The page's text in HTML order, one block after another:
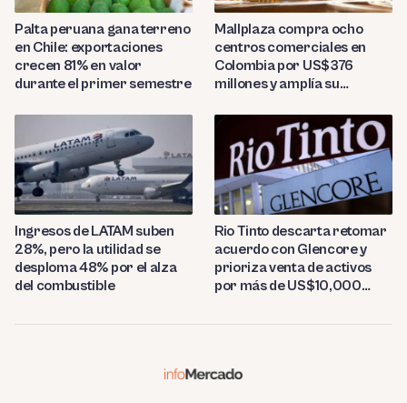
Palta peruana gana terreno
en Chile: exportaciones
crecen 81% en valor
durante el primer semestre
Mallplaza compra ocho
centros comerciales en
Colombia por US$376
millones y amplía su
Ingresos de LATAM suben
28%, pero la utilidad se
desploma 48% por el alza
del combustible
Rio Tinto descarta retomar
acuerdo con Glencore y
prioriza venta de activos
por más de US$10,000